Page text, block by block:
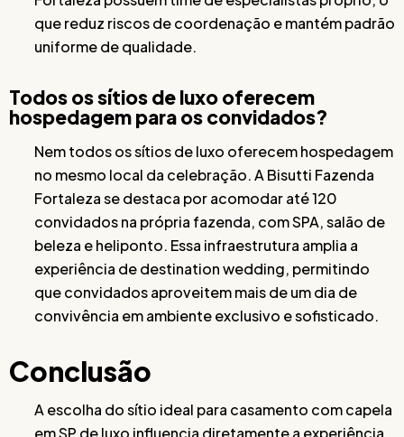
que reduz riscos de coordenação e mantém padrão
uniforme de qualidade.
Todos os sítios de luxo oferecem
hospedagem para os convidados?
Nem todos os sítios de luxo oferecem hospedagem
no mesmo local da celebração. A Bisutti Fazenda
Fortaleza se destaca por acomodar até 120
convidados na própria fazenda, com SPA, salão de
beleza e heliponto. Essa infraestrutura amplia a
experiência de destination wedding, permitindo
que convidados aproveitem mais de um dia de
convivência em ambiente exclusivo e sofisticado.
Conclusão
A escolha do sítio ideal para casamento com capela
em SP de luxo influencia diretamente a experiência